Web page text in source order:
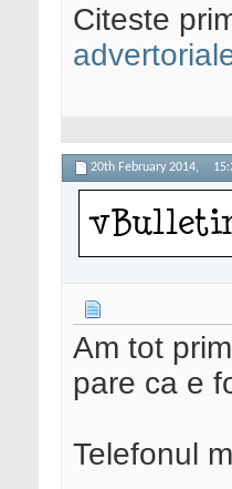
Citeste
20th February 2014,
Am tot
pare ca e
Telefonul